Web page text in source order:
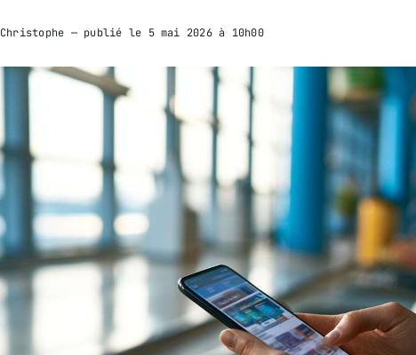
Christophe — publié le 5 mai 2026 à 10h00